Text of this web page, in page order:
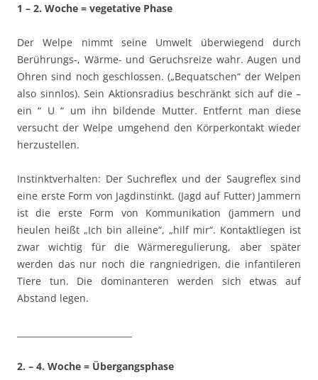
1 – 2. Woche = vegetative Phase
Der Welpe nimmt seine Umwelt überwiegend durch
Berührungs-, Wärme- und Geruchsreize wahr. Augen und
Ohren sind noch geschlossen. („Bequatschen“ der Welpen
also sinnlos). Sein Aktionsradius beschränkt sich auf die –
ein “ U “ um ihn bildende Mutter. Entfernt man diese
versucht der Welpe umgehend den Körperkontakt wieder
herzustellen.
Instinktverhalten: Der Suchreflex und der Saugreflex sind
eine erste Form von Jagdinstinkt. (Jagd auf Futter) Jammern
ist die erste Form von Kommunikation (jammern und
heulen heißt „Ich bin alleine“, „hilf mir“. Kontaktliegen ist
zwar wichtig für die Wärmeregulierung, aber später
werden das nur noch die rangniedrigen, die infantileren
Tiere tun. Die dominanteren werden sich etwas auf
Abstand legen.
2. – 4. Woche = Übergangsphase